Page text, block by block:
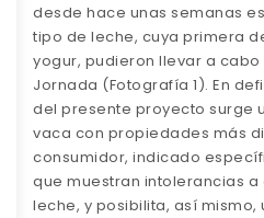
desde hace unas semanas
tipo de leche, cuya primera
yogur, pudieron llevar a cabo
Jornada (Fotografía 1). En
del presente proyecto surge
vaca con propiedades más
consumidor, indicado
que muestran intolerancias
leche, y posibilita, así